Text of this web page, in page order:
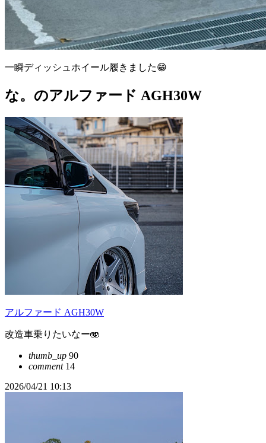
一瞬ディッシュホイール履きました😁
な。のアルファード AGH30W
アルファード AGH30W
改造車乗りたいなー🫨
thumb_up 90
comment14
2026/04/21 10:13